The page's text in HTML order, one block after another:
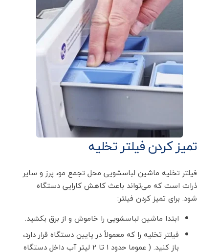
تمیز کردن فیلتر تخلیه
فیلتر تخلیه ماشین لباسشویی محل تجمع مو، پرز و سایر
ذرات است که می‌تواند باعث کاهش کارایی دستگاه
شود. برای تمیز کردن فیلتر:
ابتدا ماشین لباسشویی را خاموش و از برق بکشید.
فیلتر تخلیه را که معمولاً در پایین دستگاه قرار دارد،
باز کنید. ( عموما حدود 1 تا 2 لیتر آب داخل دستگاه